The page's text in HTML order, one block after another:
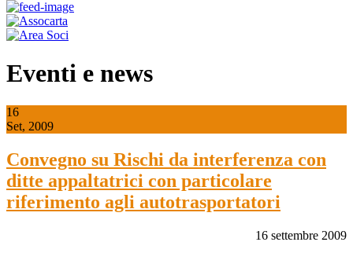
Eventi e news
16
Set, 2009
Convegno su Rischi da interferenza con
ditte appaltatrici con particolare
riferimento agli autotrasportatori
16 settembre 2009